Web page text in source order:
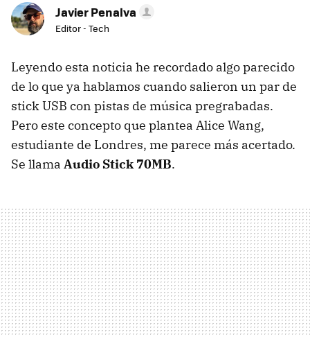
Javier Penalva
Editor - Tech
Leyendo esta noticia he recordado algo parecido
de lo que ya hablamos cuando salieron un par de
stick USB con pistas de música pregrabadas.
Pero este concepto que plantea Alice Wang,
estudiante de Londres, me parece más acertado.
Se llama Audio Stick 70MB.